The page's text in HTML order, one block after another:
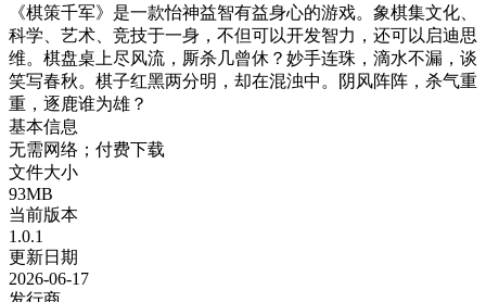
《棋策千军》是一款怡神益智有益身心的游戏。象棋集文化、
科学、艺术、竞技于一身，不但可以开发智力，还可以启迪思
维。棋盘桌上尽风流，厮杀几曾休？妙手连珠，滴水不漏，谈
笑写春秋。棋子红黑两分明，却在混浊中。阴风阵阵，杀气重
重，逐鹿谁为雄？
基本信息
无需网络；付费下载
文件大小
93MB
当前版本
1.0.1
更新日期
2026-06-17